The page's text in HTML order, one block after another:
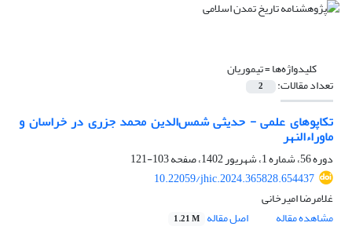
کلیدواژه‌ها =تیموریان
تعداد مقالات: 2
تکاپوهای علمی - حدیثی شمس‌الدین محمد جزری در خراسان و
ماوراء‌النهر
دوره 56، شماره 1، شهریور 1402، صفحه
103-121
10.22059/jhic.2024.365828.654437
غلامرضا امیرخانی
مشاهده مقاله
اصل مقاله 1.21 M